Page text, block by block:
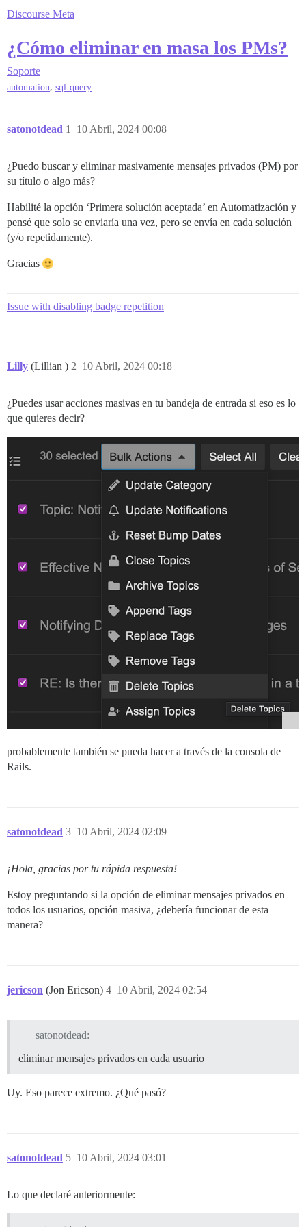
Discourse Meta
¿Cómo eliminar en masa los PMs?
Soporte
automation, sql-query
satonotdead 10 Abril, 2024 00:08
1
¿Puedo buscar y eliminar masivamente mensajes privados (PM) por
su título o algo más?
Habilité la opción ‘Primera solución aceptada’ en Automatización y
pensé que solo se enviaría una vez, pero se envía en cada solución
(y/o repetidamente).
Gracias
Issue with disabling badge repetition
Lilly (Lillian ) 10 Abril, 2024 00:18
2
¿Puedes usar acciones masivas en tu bandeja de entrada si eso es lo
que quieres decir?
probablemente también se pueda hacer a través de la consola de
Rails.
satonotdead 10 Abril, 2024 02:09
3
¡Hola, gracias por tu rápida respuesta!
Estoy preguntando si la opción de eliminar mensajes privados en
todos los usuarios, opción masiva, ¿debería funcionar de esta
manera?
jericson (Jon Ericson) 10 Abril, 2024 02:54
4
satonotdead:
eliminar mensajes privados en cada usuario
Uy. Eso parece extremo. ¿Qué pasó?
satonotdead 10 Abril, 2024 03:01
5
Lo que declaré anteriormente: